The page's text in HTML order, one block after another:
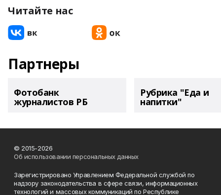
Читайте нас
Партнеры
Фотобанк
журналистов РБ
Рубрика "Еда и
напитки"
© 2015-2026
Об использовании персональных данных
Зарегистрировано Управлением Федеральной службой по
надзору законодательства в сфере связи, информационных
технологий и массовых коммуникаций по Республике